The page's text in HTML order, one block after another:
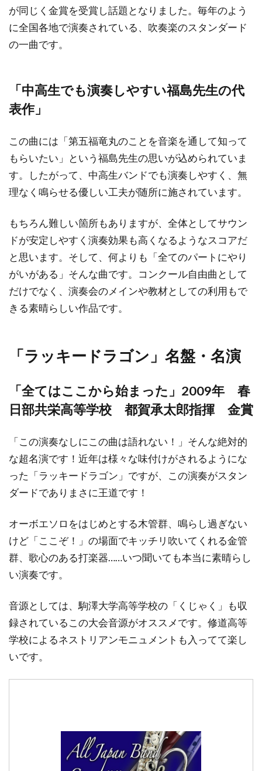
が同じく金賞を受賞し話題となりました。毎年のよう
に全国各地で演奏されている、吹奏楽のスタンダード
の一曲です。
「中高生でも演奏しやすい福島先生の代
表作」
この曲には「第五福竜丸のことを音楽を通して知って
もらいたい」という福島先生の思いが込められていま
す。したがって、中高生バンドでも演奏しやすく、無
理なく鳴らせる優しい工夫が随所に施されています。
もちろん難しい箇所もありますが、全体としてサウン
ドが安定しやすく演奏効果も高くなるようなスコアだ
と思います。そして、何よりも「全てのパートにやり
がいがある」そんな曲です。コンクール自由曲として
だけでなく、演奏会のメインや教材としての利用もで
きる素晴らしい作品です。
「ラッキードラゴン」名盤・名演
「全てはここから始まった」2009年 春
日部共栄高等学校 都賀承太郎指揮 金賞
「この演奏なしにこの曲は語れない！」そんな絶対的
な超名演です！近年は様々な味付けがされるようにな
った「ラッキードラゴン」ですが、この演奏がスタン
ダードでありまさに王道です！
オーボエソロをはじめとする木管群、鳴らし過ぎない
けど「ここぞ！」の場面でキッチリ吹いてくれる金管
群、歌心のある打楽器……いつ聞いても本当に素晴らし
い演奏です。
音源としては、駒澤大学高等学校の「くじゃく」も収
録されているこの大会音源がオススメです。修道高等
学校によるネストリアンモニュメントも入ってて楽し
いです。